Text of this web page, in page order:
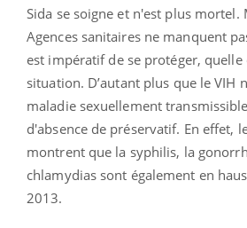
Sida se soigne et n'est plus mortel.
Agences sanitaires ne manquent
est impératif de se protéger, quelle
situation. D’autant plus que le VIH
maladie sexuellement
d'absence de préservatif. En effet,
montrent que la syphilis, la
chlamydias sont également en
2013.